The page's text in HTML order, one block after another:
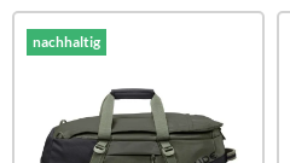
nachhaltig